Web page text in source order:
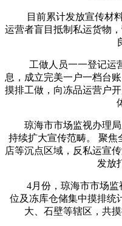
目前累计发放宣传材料
运营者盲目抵制私运货物
工做人员一一登记运营
息，成立完美一户一档台
摸排工做，向冻品运营户
琼海市市场监视办理局
持续扩大宣传范畴。 聚焦
店等沉点区域，反私运宣
发放
4月份，琼海市市场监
位及冻库仓储集中摸排统
大、石壁等辖区，共